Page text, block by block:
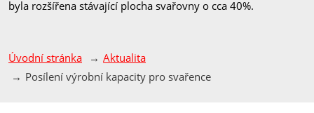
byla rozšířena stávající plocha svařovny o cca 40%.
Úvodní stránka
Aktualita
Posílení výrobní kapacity pro svařence